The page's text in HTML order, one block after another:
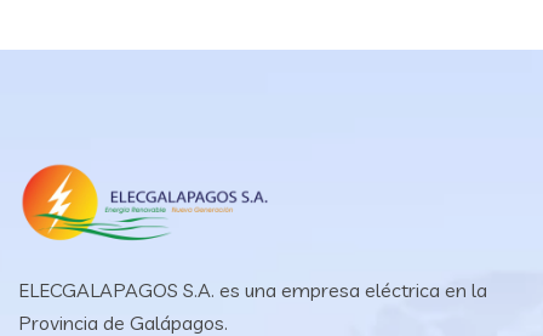
ELECGALAPAGOS S.A. es una empresa eléctrica en la
Provincia de Galápagos.